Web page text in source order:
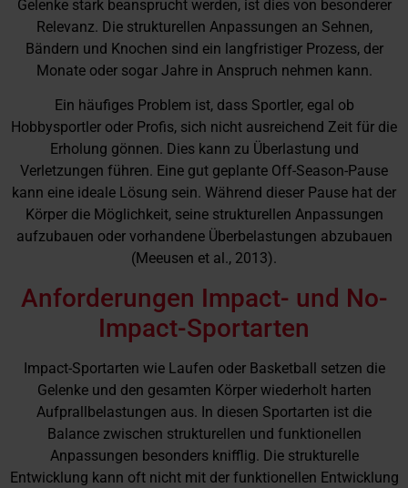
Gelenke stark beansprucht werden, ist dies von besonderer
Relevanz. Die strukturellen Anpassungen an Sehnen,
Bändern und Knochen sind ein langfristiger Prozess, der
Monate oder sogar Jahre in Anspruch nehmen kann.
Ein häufiges Problem ist, dass Sportler, egal ob
Hobbysportler oder Profis, sich nicht ausreichend Zeit für die
Erholung gönnen. Dies kann zu Überlastung und
Verletzungen führen. Eine gut geplante Off-Season-Pause
kann eine ideale Lösung sein. Während dieser Pause hat der
Körper die Möglichkeit, seine strukturellen Anpassungen
aufzubauen oder vorhandene Überbelastungen abzubauen
(Meeusen et al., 2013).
Anforderungen Impact- und No-
Impact-Sportarten
Impact-Sportarten wie Laufen oder Basketball setzen die
Gelenke und den gesamten Körper wiederholt harten
Aufprallbelastungen aus. In diesen Sportarten ist die
Balance zwischen strukturellen und funktionellen
Anpassungen besonders knifflig. Die strukturelle
Entwicklung kann oft nicht mit der funktionellen Entwicklung